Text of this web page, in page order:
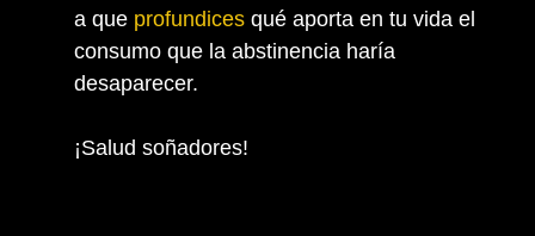
a que profundices qué aporta en tu vida el
consumo que la abstinencia haría
desaparecer.
¡Salud soñadores!